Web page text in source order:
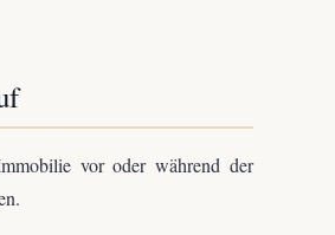
vor oder während der